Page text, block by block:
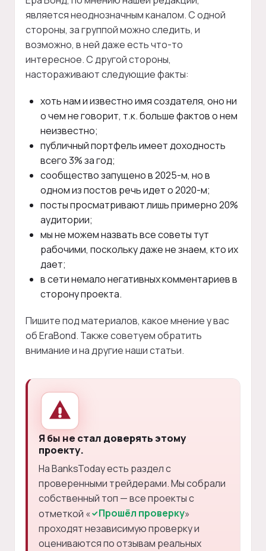
является неоднозначным каналом. С одной
стороны, за группой можно следить, и
возможно, в ней даже есть что-то
интересное. С другой стороны,
настораживают следующие факты:
хоть нам и известно имя создателя, оно ни
о чем не говорит, т.к. больше фактов о нем
неизвестно;
публичный портфель имеет доходность
всего 3% за год;
сообщество запущено в 2025-м, но в
одном из постов речь идет о 2020-м;
посты просматривают лишь примерно 20%
аудитории;
мы не можем назвать все советы тут
рабочими, поскольку даже не знаем, кто их
дает;
в сети немало негативных комментариев в
сторону проекта.
Пишите под материалов, какое мнение у вас
об EraBond. Также советуем обратить
внимание и на другие наши статьи.
Я бы не стал доверять этому
проекту.
На BanksToday есть раздел с
проверенными трейдерами. Мы собрали
собственный топ — все проекты с
отметкой «
Прошёл проверку»
проходят независимую проверку и
оцениваются по отзывам реальных